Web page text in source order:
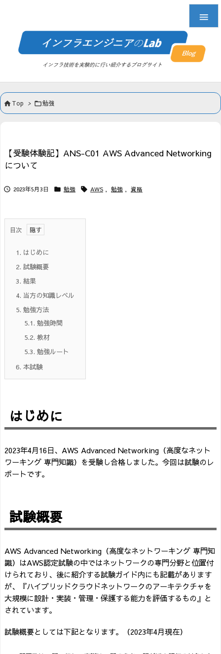

Top > 勉強
【受験体験記】ANS-C01 AWS Advanced Networking
について
 2023年5月3日  勉強  AWS , 勉強 , 資格
目次
1. はじめに
2. 試験概要
3. 結果
4. 当方の知識レベル
5. 勉強方法
5.1. 勉強時間
5.2. 教材
5.3. 勉強ルート
6. 本試験
はじめに
2023年4月16日、AWS Advanced Networking（高度なネット
ワーキング 専門知識）を受験し合格しました。今回は試験のレ
ポートです。
試験概要
AWS Advanced Networking（高度なネットワーキング 専門知
識）はAWS認定試験の中ではネットワークの専門分野と位置付
けられており、後に紹介する試験ガイド内にも記載があります
が、『ハイブリッドクラウドネットワークのアーキテクチャを
大規模に設計・実装・管理・保護する能力を評価するもの』と
されています。
試験概要としては下記となります。（2023年4月現在）